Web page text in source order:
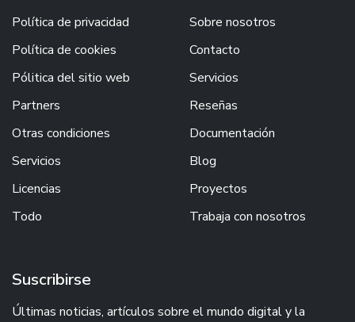
Política de privacidad
Política de cookies
Pólitica del sitio web
Partners
Otras condiciones
Servicios
Licencias
Todo
Sobre nosotros
Contacto
Servicios
Reseñas
Documentación
Blog
Proyectos
Trabaja con nosotros
Suscribirse
Últimas noticias, artículos sobre el mundo digital y la